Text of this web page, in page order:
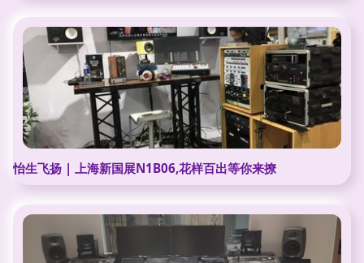
怡生飞扬 | 上海新国展N1B06,花样百出等你来撩